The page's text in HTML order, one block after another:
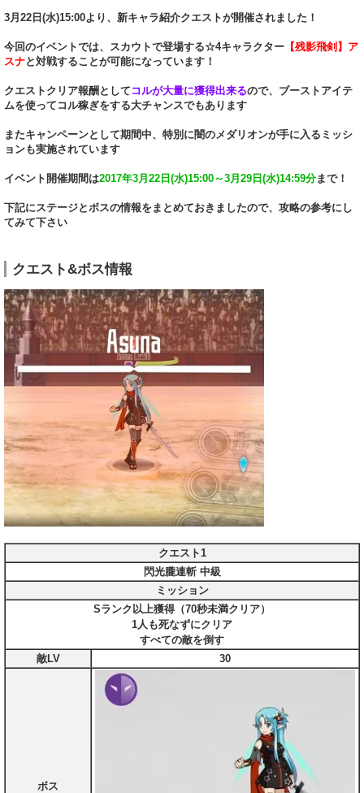
3月22日(水)15:00より、新キャラ紹介クエストが開催されました！
今回のイベントでは、スカウトで登場する☆4キャラクター 【残影飛剣】ア
スナと対戦することが可能になっています！
クエストクリア報酬として コルが大量に獲得出来るので、ブーストアイテ
ムを使ってコル稼ぎをする大チャンスでもあります
またキャンペーンとして期間中、特別に闇のメダリオンが手に入るミッシ
ョンも実施されています
イベント開催期間は2017年3月22日(水)15:00～3月29日(水)14:59分まで！
下記にステージとボスの情報をまとめておきましたので、攻略の参考にし
てみて下さい
クエスト&ボス情報
クエスト1
閃光朧連斬 中級
ミッション
Sランク以上獲得（70秒未満クリア）
1人も死なずにクリア
すべての敵を倒す
敵LV
30
ボス